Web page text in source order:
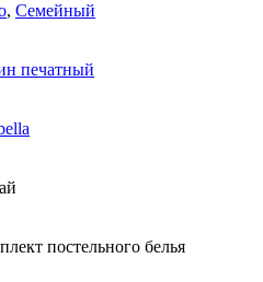
, Семейный
печатный
постельного белья